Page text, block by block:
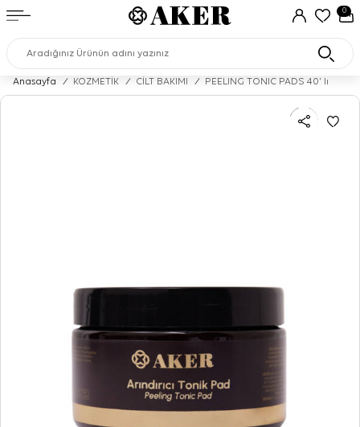
0
Anasayfa / KOZMETİK / CİLT BAKIMI / PEELING TONIC PADS 40' lı